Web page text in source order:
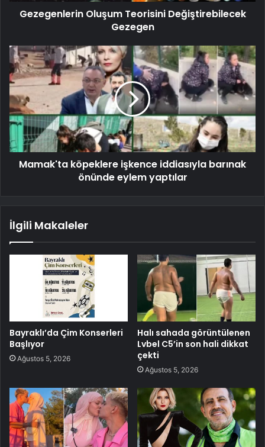
Gezegenlerin Oluşum Teorisini Değiştirebilecek
Gezegen
Mamak'ta köpeklere işkence iddiasıyla barınak
önünde eylem yaptılar
İlgili Makaleler
Bayraklı’da Çim Konserleri
Başlıyor
Ağustos 5, 2026
Halı sahada görüntülenen
Lvbel C5’in son hali dikkat
çekti
Ağustos 5, 2026